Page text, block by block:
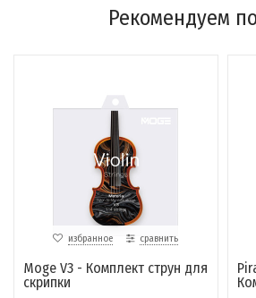
Рекомендуем
избранное сравнить
Moge V3 - Комплект струн для
скрипки